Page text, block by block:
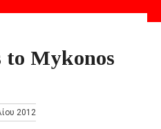
to Mykonos
2012